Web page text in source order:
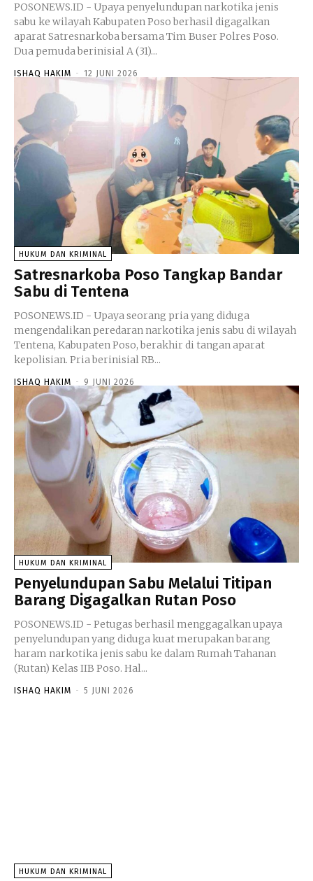
POSONEWS.ID - Upaya penyelundupan narkotika jenis
sabu ke wilayah Kabupaten Poso berhasil digagalkan
aparat Satresnarkoba bersama Tim Buser Polres Poso.
Dua pemuda berinisial A (31)...
ISHAQ HAKIM - 12 JUNI 2026
HUKUM DAN KRIMINAL
Satresnarkoba Poso Tangkap Bandar
Sabu di Tentena
POSONEWS.ID - Upaya seorang pria yang diduga
mengendalikan peredaran narkotika jenis sabu di wilayah
Tentena, Kabupaten Poso, berakhir di tangan aparat
kepolisian. Pria berinisial RB...
ISHAQ HAKIM - 9 JUNI 2026
HUKUM DAN KRIMINAL
Penyelundupan Sabu Melalui Titipan
Barang Digagalkan Rutan Poso
POSONEWS.ID - Petugas berhasil menggagalkan upaya
penyelundupan yang diduga kuat merupakan barang
haram narkotika jenis sabu ke dalam Rumah Tahanan
(Rutan) Kelas IIB Poso. Hal...
ISHAQ HAKIM - 5 JUNI 2026
HUKUM DAN KRIMINAL